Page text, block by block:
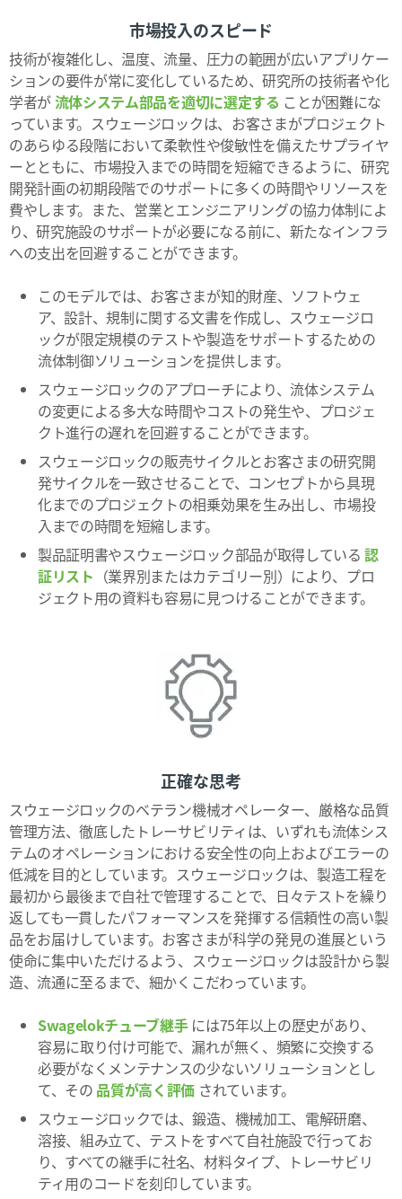
市場投入のスピード
技術が複雑化し、温度、流量、圧力の範囲が広いアプリケー
ションの要件が常に変化しているため、研究所の技術者や化
学者が流体システム部品を適切に選定する ことが困難にな
っています。スウェージロックは、お客さまがプロジェクト
のあらゆる段階において柔軟性や俊敏性を備えたサプライヤ
ーとともに、市場投入までの時間を短縮できるように、研究
開発計画の初期段階でのサポートに多くの時間やリソースを
費やします。また、営業とエンジニアリングの協力体制によ
り、研究施設のサポートが必要になる前に、新たなインフラ
への支出を回避することができます。
このモデルでは、お客さまが知的財産、ソフトウェ
ア、設計、規制に関する文書を作成し、スウェージロ
ックが限定規模のテストや製造をサポートするための
流体制御ソリューションを提供します。
スウェージロックのアプローチにより、流体システム
の変更による多大な時間やコストの発生や、プロジェ
クト進行の遅れを回避することができます。
スウェージロックの販売サイクルとお客さまの研究開
発サイクルを一致させることで、コンセプトから具現
化までのプロジェクトの相乗効果を生み出し、市場投
入までの時間を短縮します。
製品証明書やスウェージロック部品が取得している認
証リスト （業界別またはカテゴリー別）により、プロ
ジェクト用の資料も容易に見つけることができます。
正確な思考
スウェージロックのベテラン機械オペレーター、厳格な品質
管理方法、徹底したトレーサビリティは、いずれも流体シス
テムのオペレーションにおける安全性の向上およびエラーの
低減を目的としています。スウェージロックは、製造工程を
最初から最後まで自社で管理することで、日々テストを繰り
返しても一貫したパフォーマンスを発揮する信頼性の高い製
品をお届けしています。お客さまが科学の発見の進展という
使命に集中いただけるよう、スウェージロックは設計から製
造、流通に至るまで、細かくこだわっています。
Swagelokチューブ継手には75年以上の歴史があり、
容易に取り付け可能で、漏れが無く、頻繁に交換する
必要がなくメンテナンスの少ないソリューションとし
て、その 品質が高く評価 されています。
スウェージロックでは、鍛造、機械加工、電解研磨、
溶接、組み立て、テストをすべて自社施設で行ってお
り、すべての継手に社名、材料タイプ、トレーサビリ
ティ用のコードを刻印しています。